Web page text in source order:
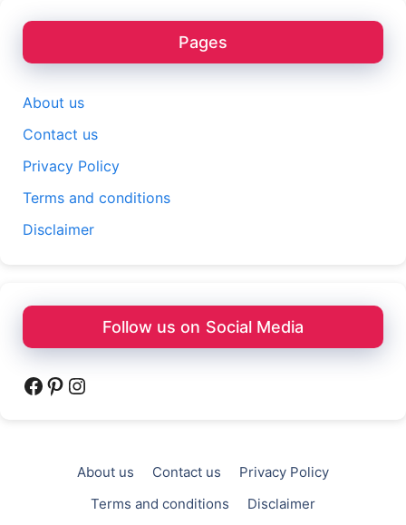
Pages
About us
Contact us
Privacy Policy
Terms and conditions
Disclaimer
Follow us on Social Media
Facebook
Pinterest
Instagram
About us Contact us
Privacy Policy
Terms and conditions
Disclaimer